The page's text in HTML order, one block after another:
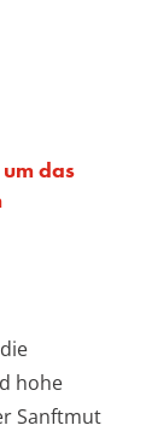
das
hohe
Sanftmut